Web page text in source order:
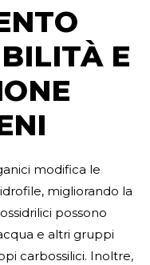
E
modifica le
migliorando la
possono
e altri gruppi
carbossilici. Inoltre,